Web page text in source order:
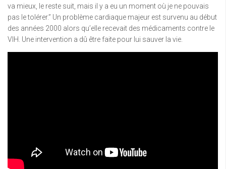
va mieux, le reste suit, mais il y a eu un moment où je ne pouvais
pas le tolérer.” Un problème cardiaque majeur est survenu au début
des années 2000 alors qu’elle recevait des médicaments contre le
VIH. Une intervention a dû être faite pour lui sauver la vie.